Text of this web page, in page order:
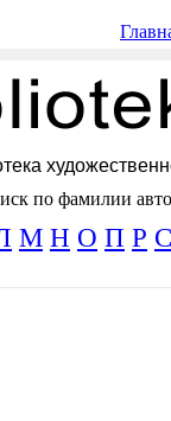
по фамилии
М Н О П Р С